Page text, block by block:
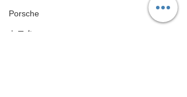
Porsche
トヨタ